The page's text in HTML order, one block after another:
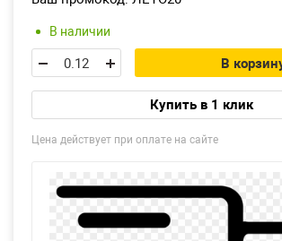
В наличии
В
Купить в 1 клик
Цена действует при оплате на сайте